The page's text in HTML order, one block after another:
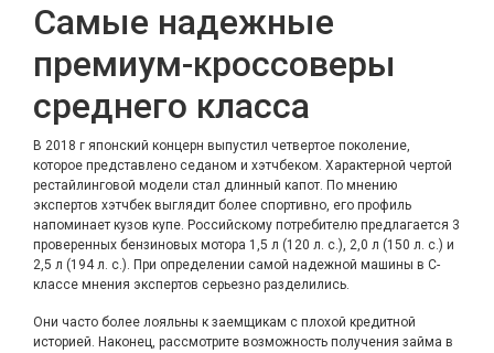
Самые надежные
премиум-кроссоверы
среднего класса
В 2018 г японский концерн выпустил четвертое поколение,
которое представлено седаном и хэтчбеком. Характерной чертой
рестайлинговой модели стал длинный капот. По мнению
экспертов хэтчбек выглядит более спортивно, его профиль
напоминает кузов купе. Российскому потребителю предлагается 3
проверенных бензиновых мотора 1,5 л (120 л. с.), 2,0 л (150 л. с.) и
2,5 л (194 л. с.). При определении самой надежной машины в C-
классе мнения экспертов серьезно разделились.
Они часто более лояльны к заемщикам с плохой кредитной
историей. Наконец, рассмотрите возможность получения займа в